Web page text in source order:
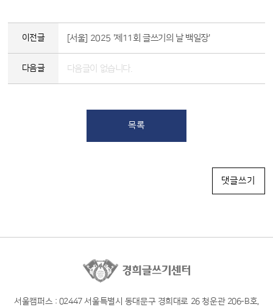
이전글 [서울] 2025 '제11회 글쓰기의 날 백일장'
다음글 다음글이 없습니다.
목록
댓글쓰기
서울캠퍼스 : 02447 서울특별시 동대문구 경희대로 26 청운관 206-B호,